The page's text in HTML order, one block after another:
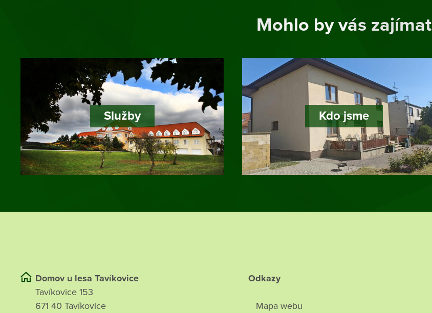
Mohlo by vás zajímat
Služby Kdo jsme
Domov u lesa Tavíkovice
Tavíkovice 153
671 40 Tavíkovice
Odkazy
Mapa webu